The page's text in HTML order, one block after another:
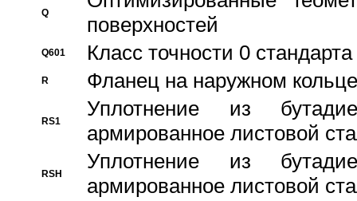
Q
поверхностей
Q601 Класс точности 0
R Фланец на наружном кольце
RS1
Уплотнение из
армированное листовой
RSH
Уплотнение из
армированное листовой